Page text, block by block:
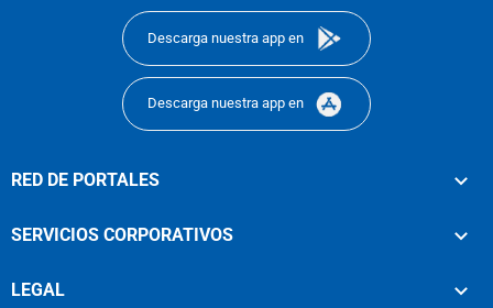
Descarga nuestra app en
Descarga nuestra app en
RED DE PORTALES
SERVICIOS CORPORATIVOS
LEGAL